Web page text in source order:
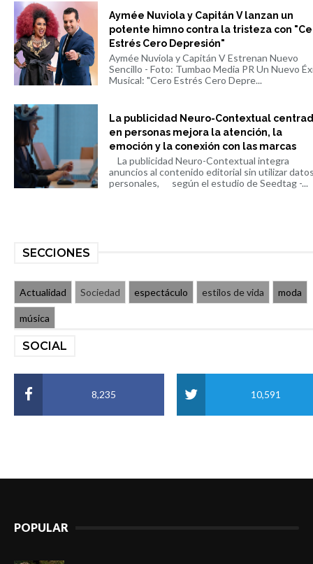
Aymée Nuviola y Capitán V lanzan un
potente himno contra la tristeza con
Estrés Cero Depresión"
Aymée Nuviola y Capitán V Estrenan Nuevo
Sencillo - Foto: Tumbao Media PR Un Nuevo
Musical: "Cero Estrés Cero Depre...
La publicidad Neuro-Contextual
en personas mejora la atención, la
emoción y la conexión con las marcas
La publicidad Neuro-Contextual integra
anuncios al contenido editorial sin utilizar
personales, según el estudio de Seedtag -...
SECCIONES
Actualidad Sociedad espectáculo estilos de vida moda
música
SOCIAL
8,235 10,591
POPULAR